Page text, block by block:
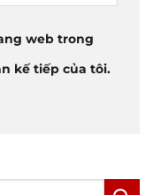
web trong
kế tiếp của tôi.